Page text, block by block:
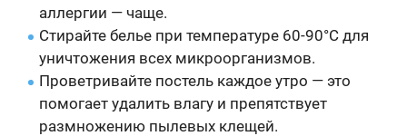
аллергии — чаще.
Стирайте белье при температуре 60-90°C для
уничтожения всех микроорганизмов.
Проветривайте постель каждое утро — это
помогает удалить влагу и препятствует
размножению пылевых клещей.